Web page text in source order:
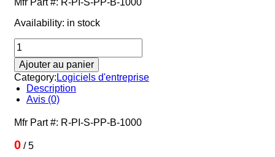
Availability: in stock
quantité
de
DR-
VA-
SUB-
SRP-
Ajouter au panier
Category: Logiciels d'entreprise
Description
Avis (0)
Mfr Part #: R-PI-S-PP-B-1000
0 / 5